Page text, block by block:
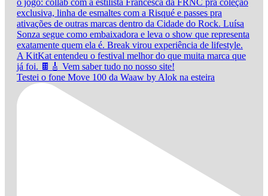
Testei o fone Move 100 da Waaw by Alok na esteira